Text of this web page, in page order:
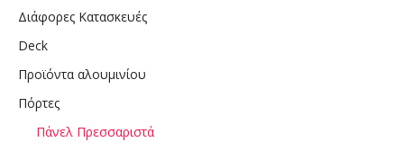
Διάφορες Κατασκευές
Deck
Προϊόντα αλουμινίου
Πόρτες
Πάνελ Πρεσσαριστά